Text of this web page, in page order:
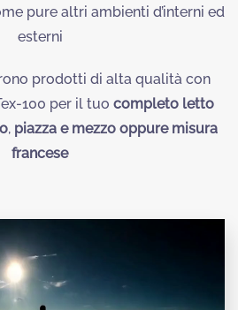
pure altri ambienti d’interni ed
esterni
prodotti di alta qualità con
100 per il tuo completo letto
,piazza e mezzo oppure misura
francese